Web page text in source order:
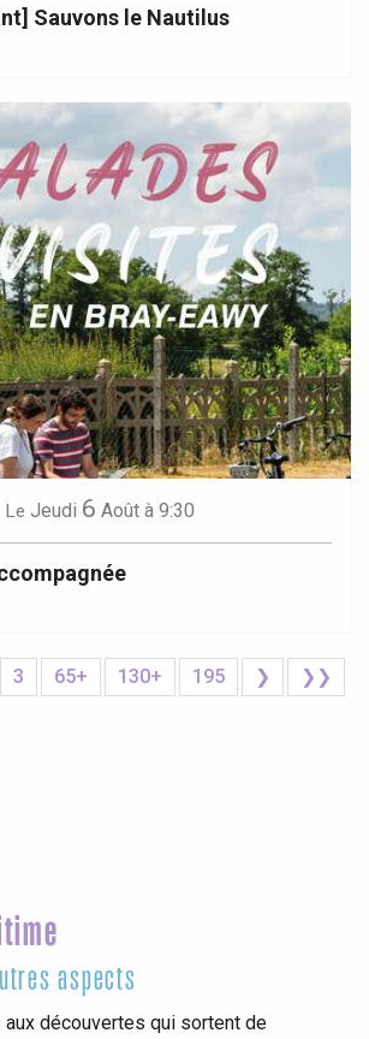
Sauvons le Nautilus
Le Jeudi 6 Août à 9:30
3 65+ 130+ 195 ❯ ❯❯
aspects
découvertes qui sortent de